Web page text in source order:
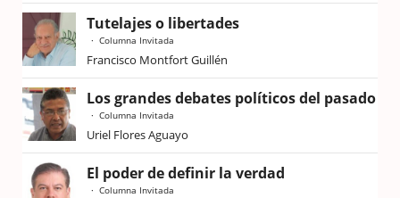
Tutelajes o libertades
Columna Invitada
Francisco Montfort Guillén
Los grandes debates políticos del pasado
Columna Invitada
Uriel Flores Aguayo
El poder de definir la verdad
Columna Invitada